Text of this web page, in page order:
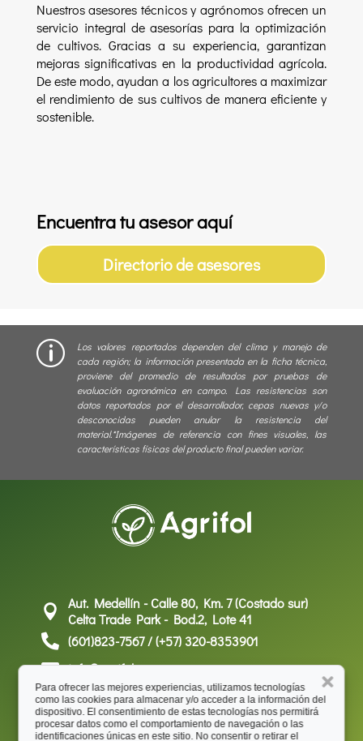
Para ofrecer las mejores experiencias, utilizamos tecnologías
como las cookies para almacenar y/o acceder a la información del
dispositivo. El consentimiento de estas tecnologías nos permitirá
procesar datos como el comportamiento de navegación o las
identificaciones únicas en este sitio. No consentir o retirar el
Nuestros asesores técnicos y agrónomos ofrecen un
servicio integral de asesorías para la optimización
de cultivos. Gracias a su experiencia, garantizan
mejoras significativas en la productividad agrícola.
De este modo, ayudan a los agricultores a maximizar
el rendimiento de sus cultivos de manera eficiente y
sostenible.
Encuentra tu asesor aquí
Directorio de asesores
p
Los valores reportados dependen del clima y manejo de
cada región; la información presentada en la ficha técnica,
proviene del promedio de resultados por pruebas de
evaluación agronómica en campo. Las resistencias son
datos reportados por el desarrollador, cepas nuevas y/o
desconocidas pueden anular la resistencia del
material.*Imágenes de referencia con fines visuales, las
características físicas del producto final pueden variar.

Aut. Medellín - Calle 80, Km. 7 (Costado sur)
Celta Trade Park - Bod.2, Lote 41
 (601)823-7567 / (+57) 320-8353901
 info@agrifol.co
Encuéntranos en
Facebook